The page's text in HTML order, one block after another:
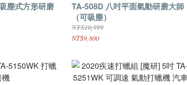
塵式方形研磨
TA-508D 八吋平面氣動研磨大師
（可吸塵）
NT$10,999
NT$9,800